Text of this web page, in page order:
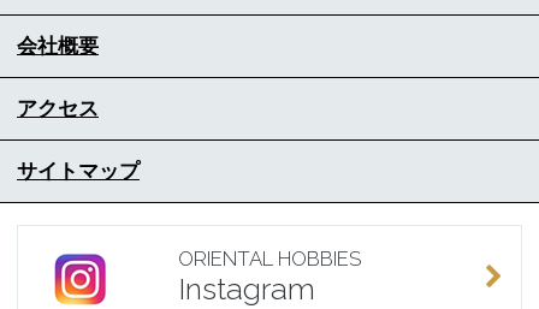
会社概要
アクセス
サイトマップ
ORIENTAL HOBBIES
Instagram